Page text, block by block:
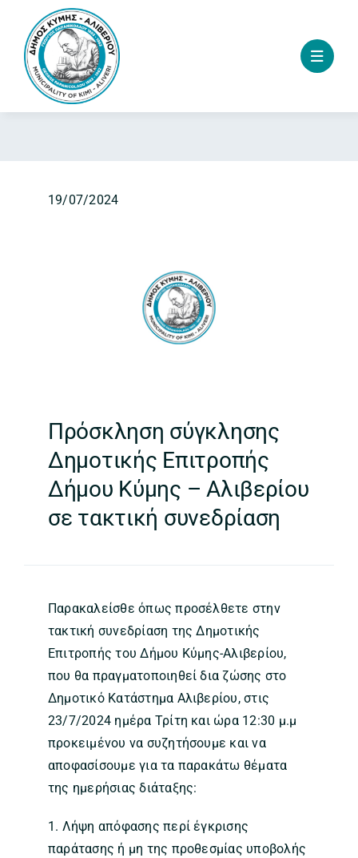
content
19/07/2024
Πρόσκληση σύγκλησης
Δημοτικής Επιτροπής
Δήμου Κύμης – Αλιβερίου
σε τακτική συνεδρίαση
Παρακαλείσθε όπως προσέλθετε στην
τακτική συνεδρίαση της Δημοτικής
Επιτροπής του Δήμου Κύμης-Αλιβερίου,
που θα πραγματοποιηθεί δια ζώσης στο
Δημοτικό Κατάστημα Αλιβερίου, στις
23/7/2024 ημέρα Τρίτη και ώρα 12:30 μ.μ
προκειμένου να συζητήσουμε και να
αποφασίσουμε για τα παρακάτω θέματα
της ημερήσιας διάταξης:
1. Λήψη απόφασης περί έγκρισης
παράτασης ή μη της προθεσμίας υποβολής